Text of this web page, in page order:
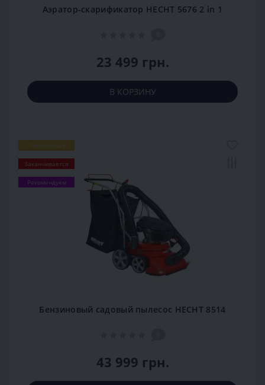
Аэратор-скарификатор HECHT 5676 2 in 1
23 499 грн.
В КОРЗИНУ
Популярный
Заканчивается
Рекомендуем
Бензиновый садовый пылесос HECHT 8514
43 999 грн.